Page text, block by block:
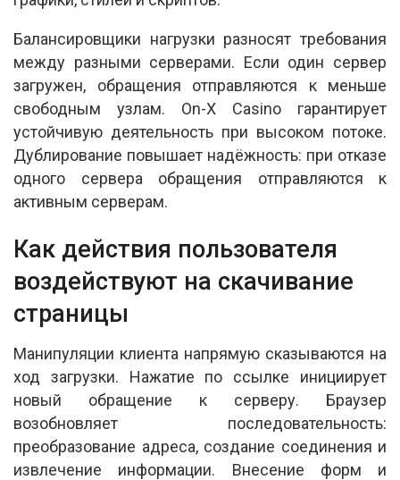
Балансировщики нагрузки разносят требования
между разными серверами. Если один сервер
загружен, обращения отправляются к меньше
свободным узлам. On-X Casino гарантирует
устойчивую деятельность при высоком потоке.
Дублирование повышает надёжность: при отказе
одного сервера обращения отправляются к
активным серверам.
Как действия пользователя
воздействуют на скачивание
страницы
Манипуляции клиента напрямую сказываются на
ход загрузки. Нажатие по ссылке инициирует
новый обращение к серверу. Браузер
возобновляет последовательность:
преобразование адреса, создание соединения и
извлечение информации. Внесение форм и